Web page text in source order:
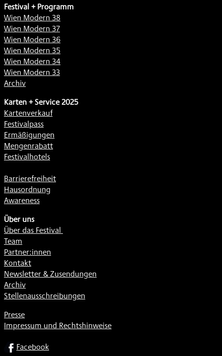
Festival + Programm
Wien Modern 38
Wien Modern 37
Wien Modern 36
Wien Modern 35
Wien Modern 34
Wien Modern 33
Archiv
Karten + Service 2025
Kartenverkauf
Festivalpass
Ermäßigungen
Mengenrabatt
Festivalhotels
Barrierefreiheit
Hausordnung
Awareness
Über uns
Über das Festival
Team
Partner:innen
Kontakt
Newsletter & Zusendungen
Archiv
Stellenausschreibungen
Presse
Impressum und Rechtshinweise
SOCIALFacebook